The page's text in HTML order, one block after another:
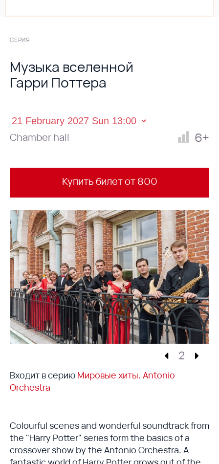
СЕРИЯ
Музыка вселенной
Гарри Поттера
Chamber hall 6+
Купить билет от 800
2
Входит в серию Мировые хиты. Antonio
Orchestra
Colourful scenes and wonderful soundtrack from
the "Harry Potter" series form the basics of a
crossover show by the Antonio Orchestra. A